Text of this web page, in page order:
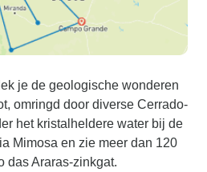
je de geologische wonderen
omringd door diverse Cerrado-
het kristalheldere water bij de
Mimosa en zie meer dan 120
das Araras-zinkgat.